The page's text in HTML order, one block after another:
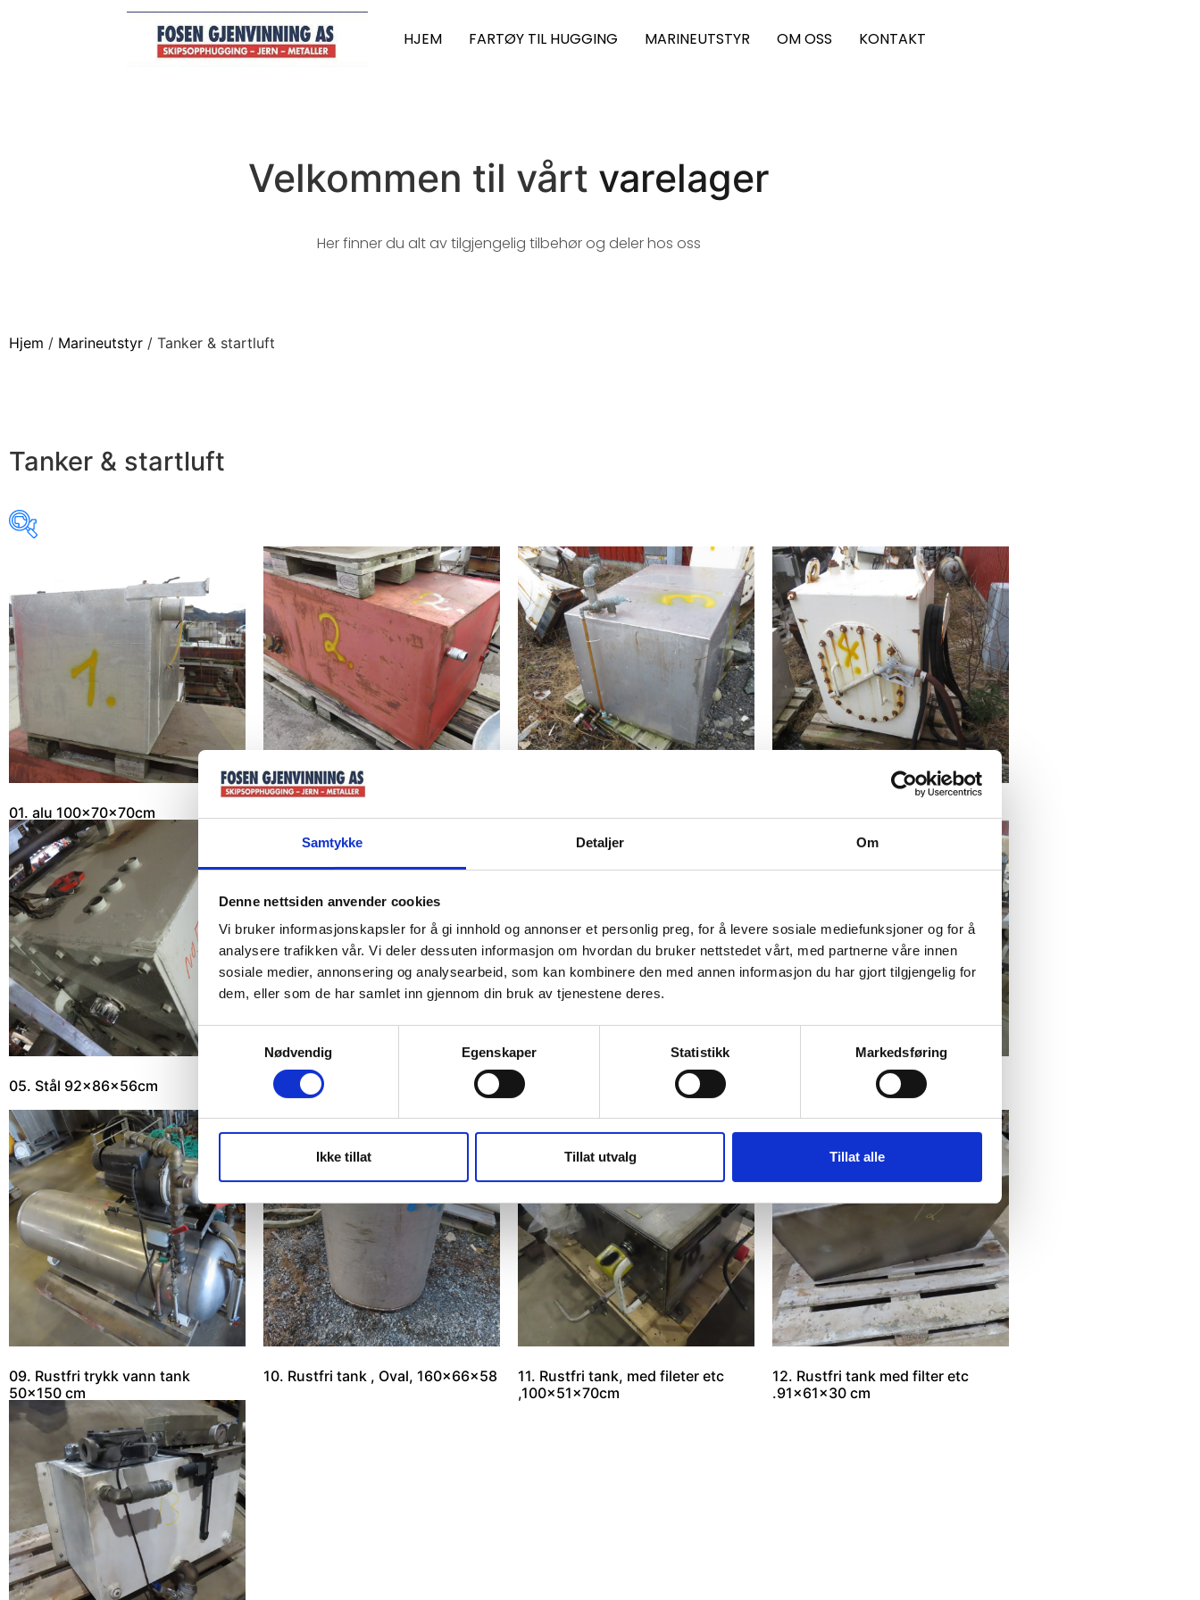
Samtykke Detaljer Om
Denne nettsiden anvender cookies
Vi bruker informasjonskapsler for å gi innhold og annonser et personlig preg, for å levere sosiale mediefunksjoner og for å
analysere trafikken vår. Vi deler dessuten informasjon om hvordan du bruker nettstedet vårt, med partnerne våre innen
sosiale medier, annonsering og analysearbeid, som kan kombinere den med annen informasjon du har gjort tilgjengelig for
dem, eller som de har samlet inn gjennom din bruk av tjenestene deres.
Samtykkevalg
Nødvendig
Egenskaper Statistikk Markedsføring
Ikke tillat Tillat utvalg Tillat alle
HJEM FARTØY TIL HUGGING MARINEUTSTYR OM OSS KONTAKT
Velkommen til vårt varelager
Her finner du alt av tilgjengelig tilbehør og deler hos oss
Hjem / Marineutstyr / Tanker & startluft
Tanker & startluft
01. alu 100x70x70cm
05. Stål 92x86x56cm 06. stål tanker
07. Rustfrie trykk vann tanker
08. Rustfri trykk vann tank
09. Rustfri trykk vann tank
50×150 cm
10. Rustfri tank , Oval, 160x66x58
11. Rustfri tank, med fileter etc
,100x51x70cm
12. Rustfri tank med filter etc
.91x61x30 cm